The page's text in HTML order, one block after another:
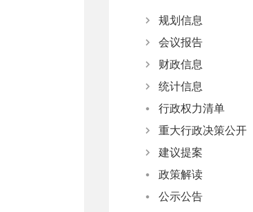
规划信息
规划纲要
国民经济和发展
专项规划
国土空间规划
会议报告
政府工作报告
市政府常务会议
市政府全体会议
财政信息
总预算
总决算
部门预算
部门决算
统计信息
数据下载
统计公报
统计分析
行政权力清单
重大行政决策公开
决策公开制度
决策事项目录
草案及说明
建议提案
办理总体情况
人大代表建议
政策解读
公示公告